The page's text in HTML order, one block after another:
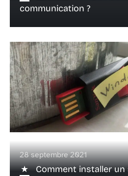
communication ?
28 septembre 2021
Comment installer